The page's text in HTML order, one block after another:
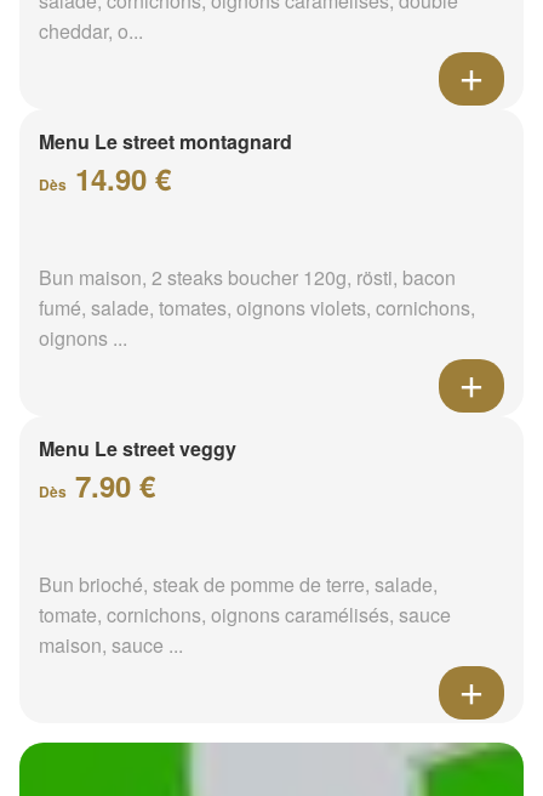
cheddar, o...
Menu Le street montagnard
Dès 14.90 €
Bun maison, 2 steaks boucher 120g, rösti, bacon
fumé, salade, tomates, oignons violets, cornichons,
oignons ...
Menu Le street veggy
Dès 7.90 €
Bun brioché, steak de pomme de terre, salade,
tomate, cornichons, oignons caramélisés, sauce
maison, sauce ...